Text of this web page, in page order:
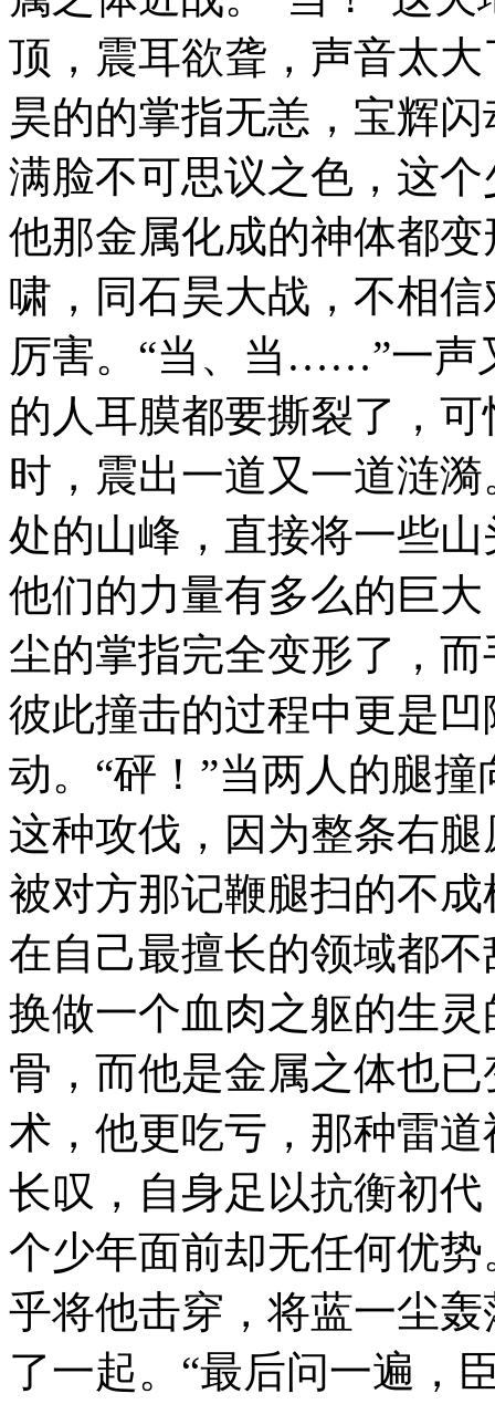
顶，震耳欲聋，声音太
昊的的掌指无恙，宝辉
满脸不可思议之色，这
他那金属化成的神体都
啸，同石昊大战，不相
厉害。“当、当……”一声
的人耳膜都要撕裂了，
时，震出一道又一道涟
处的山峰，直接将一些
他们的力量有多么的巨
尘的掌指完全变形了，
彼此撞击的过程中更是
动。“砰！”当两人的腿
这种攻伐，因为整条右
被对方那记鞭腿扫的不
在自己最擅长的领域都
换做一个血肉之躯的生
骨，而他是金属之体也
术，他更吃亏，那种雷
长叹，自身足以抗衡初
个少年面前却无任何优
乎将他击穿，将蓝一尘
了一起。“最后问一遍，